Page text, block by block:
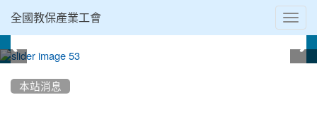
全國教保產業工會
本站消息